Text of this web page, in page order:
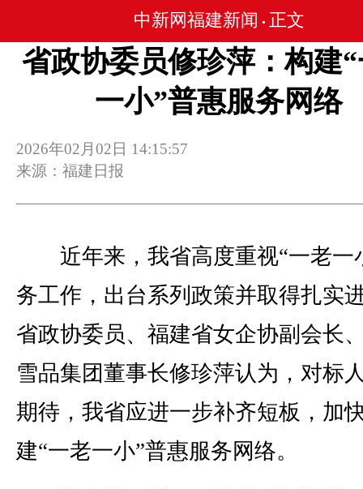
中新网福建新闻 • 正文
省政协委员修珍萍：构建
一小”普惠服务网络
2026年02月02日 14:15:57
来源：福建日报
近年来，我省高度重视“一老一
务工作，出台系列政策并取得扎实
省政协委员、福建省女企协副会长
雪品集团董事长修珍萍认为，对标
期待，我省应进一步补齐短板，加
建“一老一小”普惠服务网络。